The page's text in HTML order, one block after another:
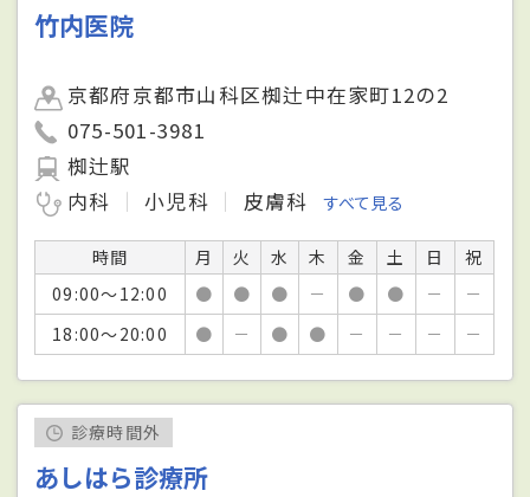
竹内医院
京都府京都市山科区椥辻中在家町12の2
075-501-3981
椥辻駅
内科
小児科 皮膚科 すべて見る
時間 月 火 水 木 金 土 日
祝
09:00～12:00
● ● ● － ● ● －
－
18:00～20:00
● － ● ● － － － －
診療時間外
あしはら診療所